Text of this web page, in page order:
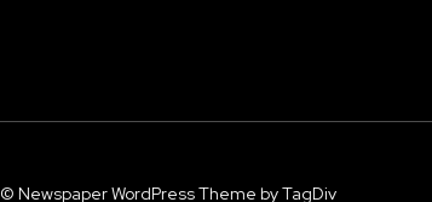
© Newspaper WordPress Theme by TagDiv